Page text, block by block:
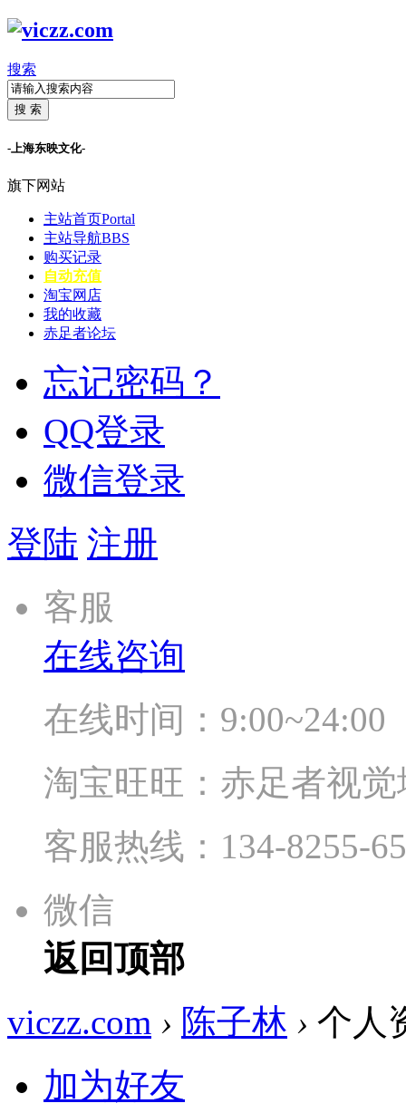
搜索
搜 索
-上海东映文化-
旗下网站
主站首页Portal
主站导航BBS
购买记录
自动充值
淘宝网店
我的收藏
赤足者论坛
忘记密码？
QQ登录
微信登录
登陆 注册
客服
在线咨询
在线时间：9:00~24:00
淘宝旺旺：赤足者视觉
客服热线：134-8255-
微信
返回顶部
viczz.com › 陈子林 › 个人
加为好友